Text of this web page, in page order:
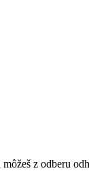
z odberu